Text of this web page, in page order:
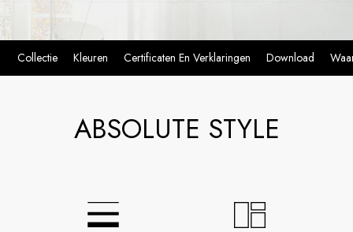
Collectie Kleuren Certificaten En Verklaringen Download
ABSOLUTE STYLE